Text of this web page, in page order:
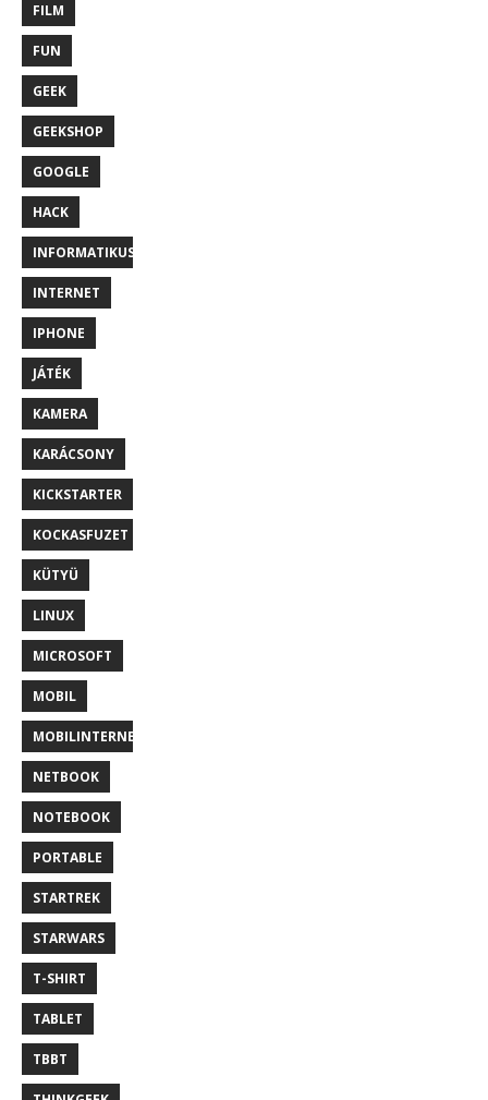
FILM
FUN
GEEK
GEEKSHOP
GOOGLE
HACK
INFORMATIKUS
INTERNET
IPHONE
JÁTÉK
KAMERA
KARÁCSONY
KICKSTARTER
KOCKASFUZET
KÜTYÜ
LINUX
MICROSOFT
MOBIL
MOBILINTERNET
NETBOOK
NOTEBOOK
PORTABLE
STARTREK
STARWARS
T-SHIRT
TABLET
TBBT